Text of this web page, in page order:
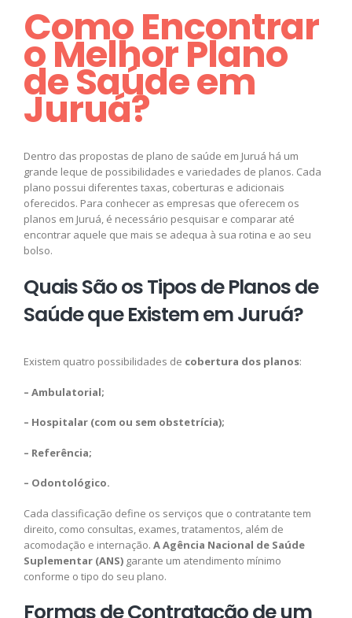
Como Encontrar
o Melhor Plano
de Saúde em
Juruá?
Dentro das propostas de plano de saúde em Juruá há um
grande leque de possibilidades e variedades de planos. Cada
plano possui diferentes taxas, coberturas e adicionais
oferecidos. Para conhecer as empresas que oferecem os
planos em Juruá, é necessário pesquisar e comparar até
encontrar aquele que mais se adequa à sua rotina e ao seu
bolso.
Quais São os Tipos de Planos de
Saúde que Existem em Juruá?
Existem quatro possibilidades de cobertura dos planos:
– Ambulatorial;
– Hospitalar (com ou sem obstetrícia);
– Referência;
– Odontológico.
Cada classificação define os serviços que o contratante tem
direito, como consultas, exames, tratamentos, além de
acomodação e internação. A Agência Nacional de Saúde
Suplementar (ANS) garante um atendimento mínimo
conforme o tipo do seu plano.
Formas de Contratação de um